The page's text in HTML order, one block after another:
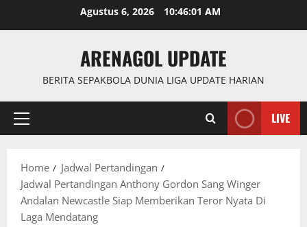
Agustus 6, 2026 10:46:02 AM
ARENAGOL UPDATE
BERITA SEPAKBOLA DUNIA LIGA UPDATE HARIAN
Primary
LIVE
Home
Jadwal Pertandingan
Jadwal Pertandingan Anthony Gordon Sang Winger
Andalan Newcastle Siap Memberikan Teror Nyata Di
Laga Mendatang